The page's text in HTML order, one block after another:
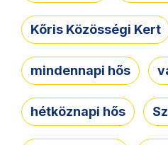
Kőris Közösségi Kert
mindennapi hős
hétköznapi hős